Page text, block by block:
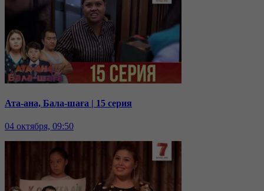
Ата-ана, Бала-шаға | 15 серия
04 октября, 09:50